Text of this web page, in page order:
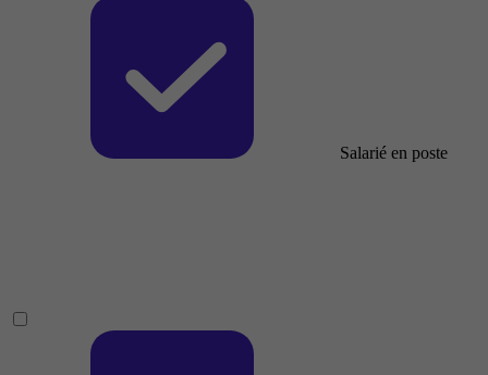
Salarié en poste